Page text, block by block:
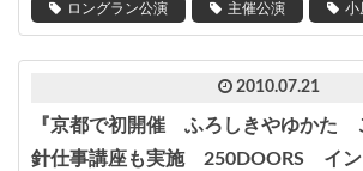
ロングラン公演 主催公演 小
2010.07.21
『京都で初開催 ふろしきやゆかた
針仕事講座も実施 250DOORS イン